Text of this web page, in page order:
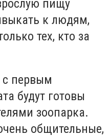
пищу
к людям,
тех, кто за
первым
будут готовы
зоопарка.
общительные,